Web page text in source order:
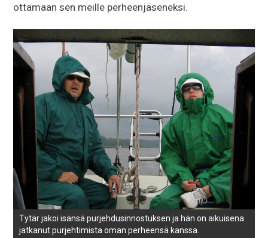
ottamaan sen meille perheenjäseneksi.
Tytär jakoi isänsä purjehdusinnostuksen ja hän on aikuisena
jatkanut purjehtimista oman perheensä kanssa.